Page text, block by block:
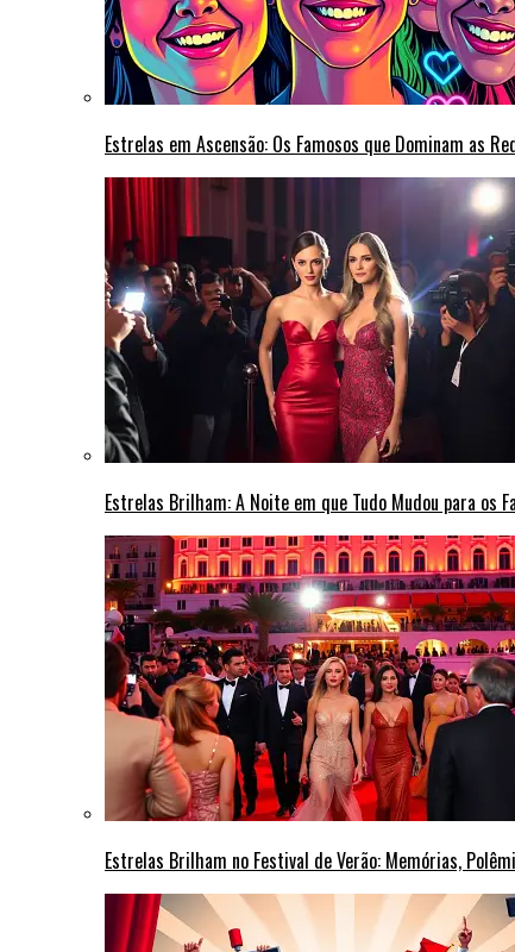
Estrelas em Ascensão: Os Famosos que Dominam as
Estrelas Brilham: A Noite em que Tudo Mudou para os
Estrelas Brilham no Festival de Verão: Memórias,